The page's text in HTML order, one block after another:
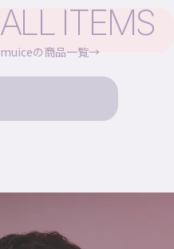
ALL ITEMS
muiceの商品一覧